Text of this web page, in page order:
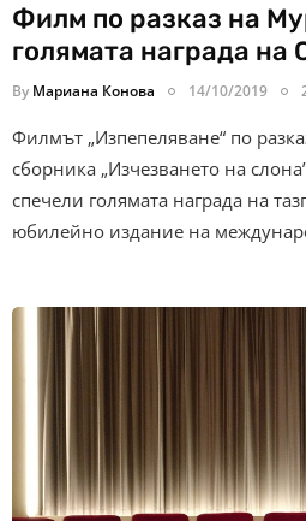
Филм по разказ на
голямата награда на
By Мариана Конова 14/10/2019
Филмът „Изпепеляване“ по
сборника „Изчезването на
спечели голямата награда на
юбилейно издание на